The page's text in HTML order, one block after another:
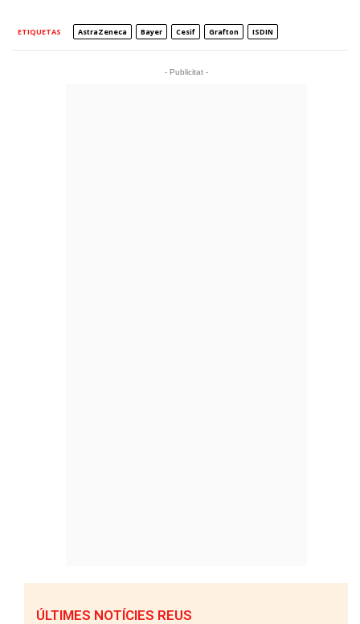
ETIQUETAS AstraZeneca Bayer Cesif Grafton ISDIN
- Publicitat -
ÚLTIMES NOTÍCIES REUS